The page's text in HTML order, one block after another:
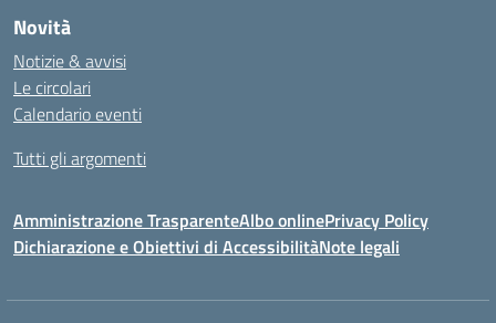
Novità
Notizie & avvisi
Le circolari
Calendario eventi
Tutti gli argomenti
Amministrazione TrasparenteAlbo onlinePrivacy Policy
Dichiarazione e Obiettivi di AccessibilitàNote legali